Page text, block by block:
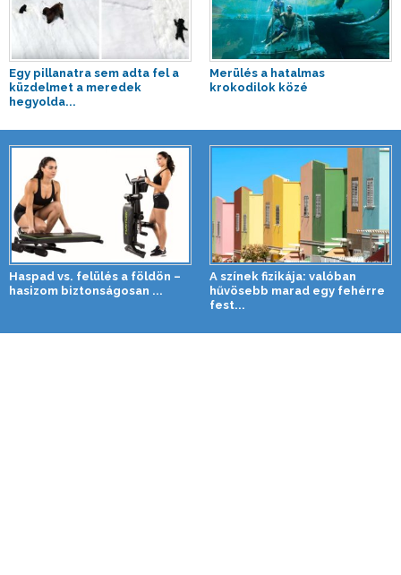
Egy pillanatra sem adta fel a
küzdelmet a meredek
hegyolda...
Merülés a hatalmas
krokodilok közé
Haspad vs. felülés a földön –
hasizom biztonságosan ...
A színek fizikája: valóban
hűvösebb marad egy fehérre
fest...